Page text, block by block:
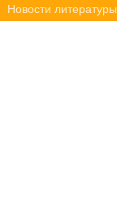
Новости литературы